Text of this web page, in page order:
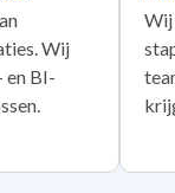
Wij
en BI-
Wij